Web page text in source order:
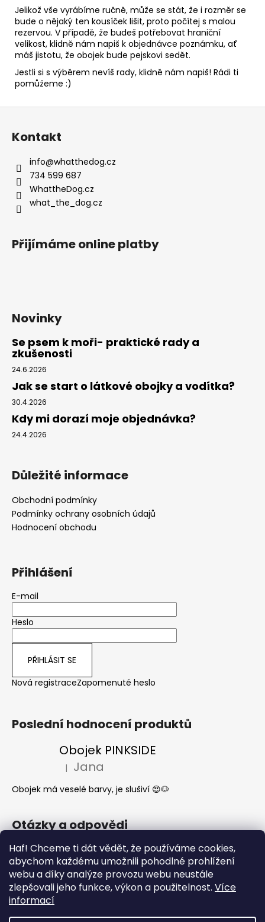
Haf! Chceme ti dát vědět, že používáme cookies,
abychom každému umožnili pohodlné prohlížení
webu a díky analýze provozu webu neustále
zlepšovali jeho funkce, výkon a použitelnost. Více
informací
Jelikož vše vyrábíme ručně, může se stát, že i rozměr se
bude o nějaký ten kousíček lišit, proto počítej s malou
rezervou. V případě, že budeš potřebovat hraniční
velikost, klidně nám napiš k objednávce poznámku, ať
máš jistotu, že obojek bude pejskovi sedět.
Jestli si s výběrem nevíš rady, klidně nám napiš! Rádi ti
pomůžeme :)
Kontakt
info@whatthedog.cz
734 599 687
WhattheDog.cz
what_the_dog.cz
Přijímáme online platby
Novinky
Se psem k moři- praktické rady a
zkušenosti
24.6.2026
Jak se start o látkové obojky a vodítka?
30.4.2026
Kdy mi dorazí moje objednávka?
24.4.2026
Důležité informace
Obchodní podmínky
Podmínky ochrany osobních údajů
Hodnocení obchodu
Přihlášení
E-mail
Heslo
PŘIHLÁSIT SE
Nová registraceZapomenuté heslo
Poslední hodnocení produktů
Obojek PINKSIDE
Hodnocení produktu je 5 z 5 hvězdiček.
| Jana
Obojek má veselé barvy, je slušiví 😍🐶
Otázky a odpovědi
Jak se start o látkové obojky a vodítka?
Kdy mi dorazí moje objednávka?
Nejčastější dotazy- Co může a nemůže
pes jíst